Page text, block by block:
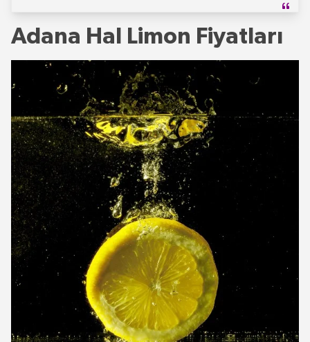
Adana Hal Limon Fiyatları